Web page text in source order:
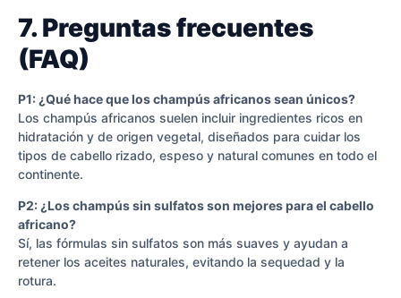
7. Preguntas frecuentes
(FAQ)
P1: ¿Qué hace que los champús africanos sean únicos?
Los champús africanos suelen incluir ingredientes ricos en
hidratación y de origen vegetal, diseñados para cuidar los
tipos de cabello rizado, espeso y natural comunes en todo el
continente.
P2: ¿Los champús sin sulfatos son mejores para el cabello
africano?
Sí, las fórmulas sin sulfatos son más suaves y ayudan a
retener los aceites naturales, evitando la sequedad y la
rotura.